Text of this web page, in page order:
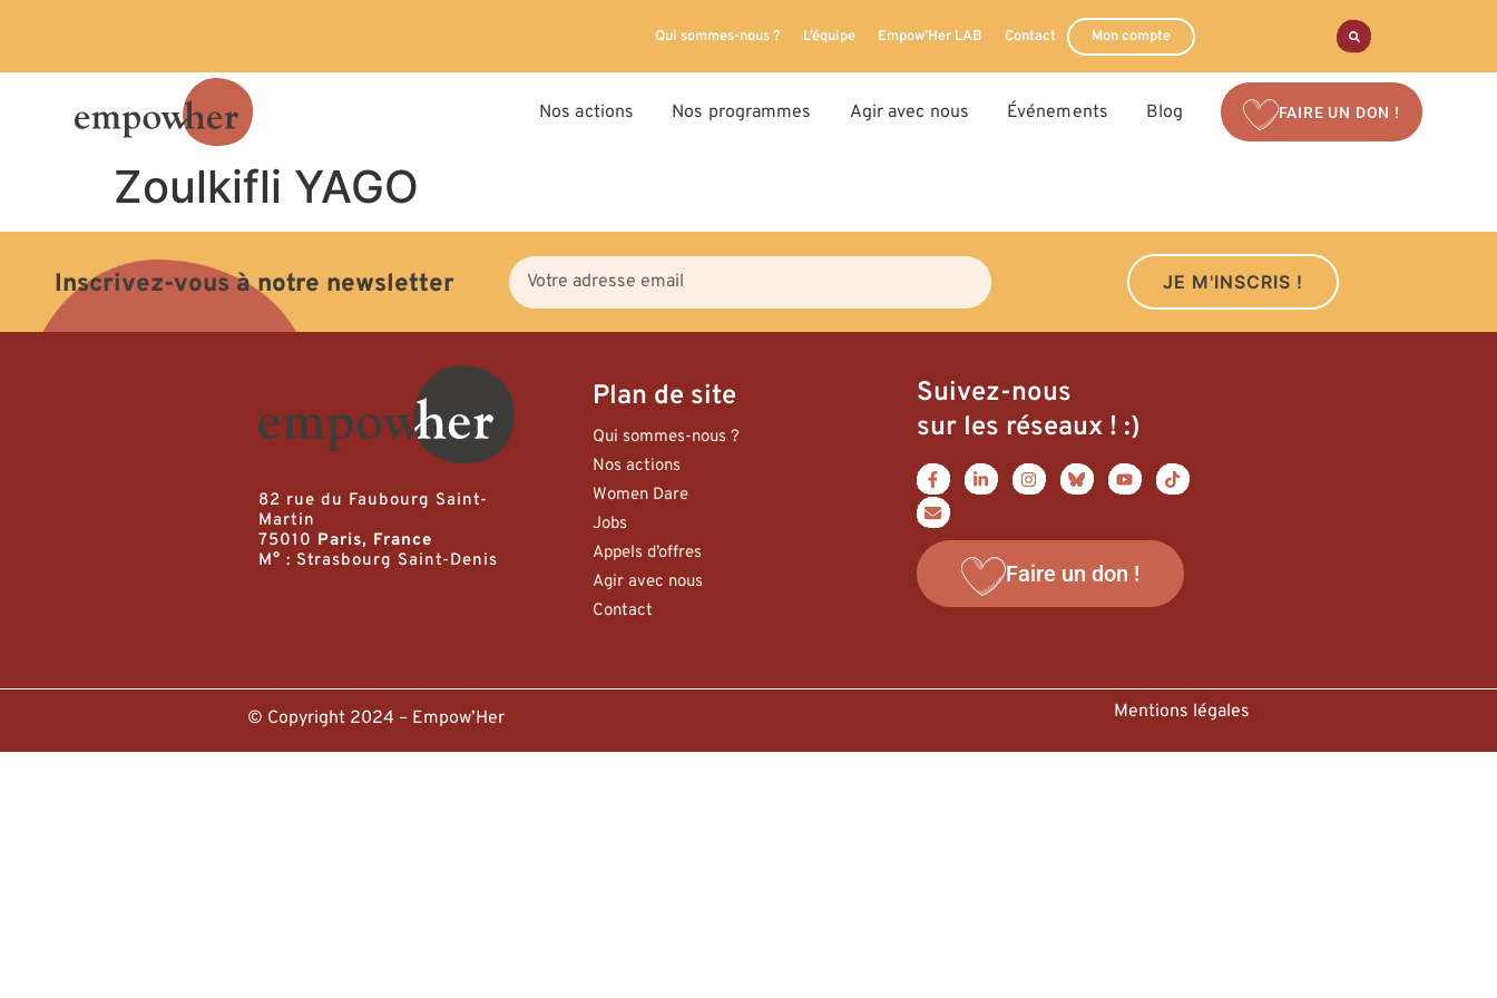
Qui sommes-nous ? L’équipe Empow’Her LAB Contact Mon compte
Nos actions Nos programmes Agir avec nous Événements Blog FAIRE UN DON !
Zoulkifli YAGO
Inscrivez-vous à notre newsletter JE M'INSCRIS !
82 rue du Faubourg Saint-
Martin
75010 Paris, France
M° : Strasbourg Saint-Denis
Plan de site
Qui sommes-nous ?
Nos actions
Women Dare
Jobs
Appels d’offres
Agir avec nous
Contact
Suivez-nous
sur les réseaux ! :)
Faire un don !
© Copyright 2024 – Empow’Her Mentions légales